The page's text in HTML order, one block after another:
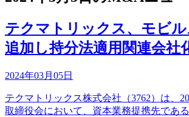
テクマトリックス、モビ
追加し持分法適用関連会社
2024年03月05日
テクマトリックス株式会社（3762）は、
取締役会において、資本業務提携先であ